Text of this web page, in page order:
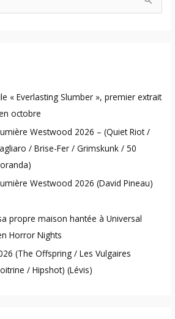
« Everlasting Slumber », premier extrait
octobre
Westwood 2026 – (Quiet Riot /
/ Brise-Fer / Grimskunk / 50
Westwood 2026 (David Pineau)
propre maison hantée à Universal
Horror Nights
(The Offspring / Les Vulgaires
/ Hipshot) (Lévis)